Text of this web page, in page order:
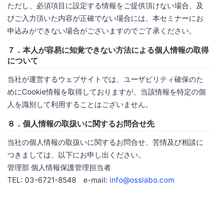
ただし、必須項目に設定する情報をご提供頂けない場合、及
びご入力頂いた内容が正確でない場合には、本セミナーにお
申込みができない場合がございますのでご了承ください。
７．本人が容易に知覚できない方法による個人情報の取得
について
当社が運営するウェブサイトでは、ユーザビリティ確保のた
めにCookie情報を取得しておりますが、当該情報を特定の個
人を識別して利用することはございません。
８．個人情報の取扱いに関するお問合せ先
当社の個人情報の取扱いに関するお問合せ、苦情及び相談に
つきましては、以下にお申し出ください。
管理部 個人情報保護管理担当者
TEL: 03-6721-8548 e-mail: info@osslabo.com